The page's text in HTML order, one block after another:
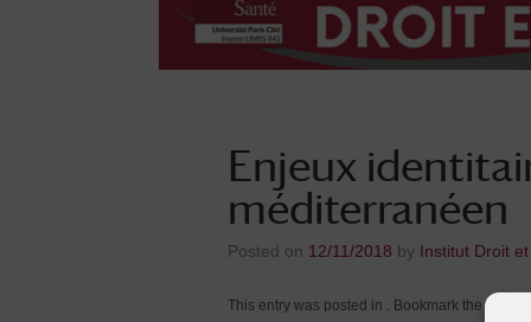
Enjeux
méditerranéen
Posted on 12/11/2018 by Institut Droit
This entry was posted in . Bookmark the.